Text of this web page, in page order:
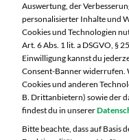
Mo:
Di:
Mi:
Do:
Fr:
Auswertung, der
personalisierter Inhalte und
Cookies und Technologien
Art. 6 Abs. 1 lit. a DSGVO, §
Einwilligung kannst du
Consent-Banner widerrufen.
Cookies und anderen
B. Drittanbietern) sowie der
findest du in unserer
Bitte beachte, dass auf Basis